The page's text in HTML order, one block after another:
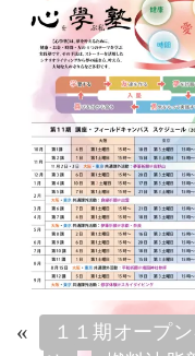
«
１１期オープ